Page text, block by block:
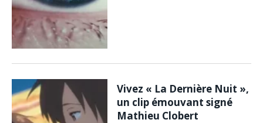
Vivez « La Dernière Nuit »,
un clip émouvant signé
Mathieu Clobert